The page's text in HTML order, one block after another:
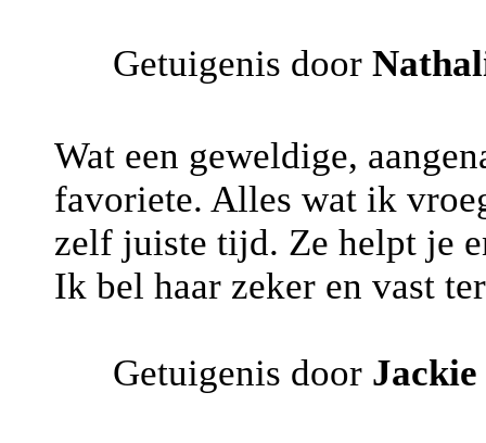
Getuigenis door
Wat een geweldige,
favoriete. Alles wat ik
zelf juiste tijd. Ze helpt je
Ik bel haar zeker en vast
Getuigenis door Jackie